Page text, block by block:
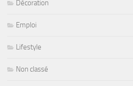
Décoration
Emploi
Lifestyle
Non classé